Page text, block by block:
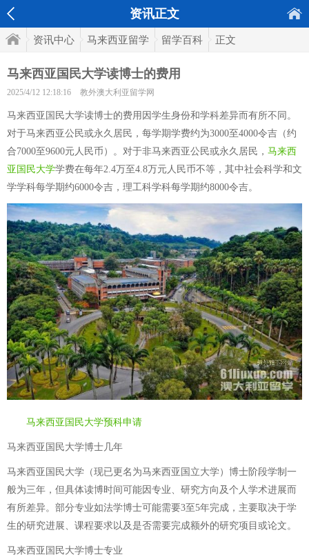
资讯正文
资讯中心 马来西亚留学 留学百科 正文
马来西亚国民大学读博士的费用
2025/4/12 12:18:16 教外澳大利亚留学网
马来西亚国民大学读博士的费用因学生身份和学科差异而有所不同。
对于马来西亚公民或永久居民，每学期学费约为3000至4000令吉（约
合7000至9600元人民币）。对于非马来西亚公民或永久居民， 马来西
亚国民大学学费在每年2.4万至4.8万元人民币不等，其中社会科学和文
学学科每学期约6000令吉，理工科学科每学期约8000令吉。
马来西亚国民大学预科申请
马来西亚国民大学博士几年
马来西亚国民大学（现已更名为马来西亚国立大学）博士阶段学制一
般为三年，但具体读博时间可能因专业、研究方向及个人学术进展而
有所差异。部分专业如法学博士可能需要3至5年完成，主要取决于学
生的研究进展、课程要求以及是否需要完成额外的研究项目或论文。
马来西亚国民大学博士专业